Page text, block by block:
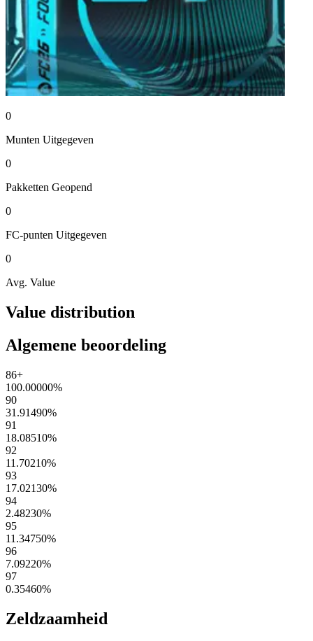
0
Munten Uitgegeven
0
Pakketten Geopend
0
FC-punten Uitgegeven
0
Avg. Value
Value distribution
Algemene beoordeling
86+
100.00000%
90
31.91490%
91
18.08510%
92
11.70210%
93
17.02130%
94
2.48230%
95
11.34750%
96
7.09220%
97
0.35460%
Zeldzaamheid